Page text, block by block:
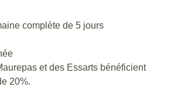
complète de 5 jours
et des Essarts bénéficient
20%.